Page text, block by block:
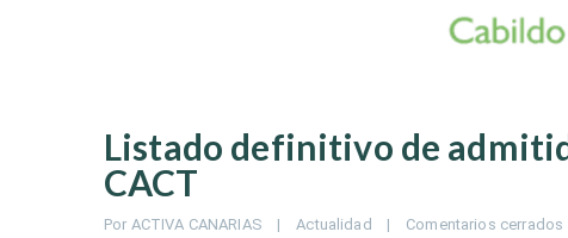
Listado definitivo de
CACT
Por ACTIVA CANARIAS | Actualidad | Comentarios cerrados